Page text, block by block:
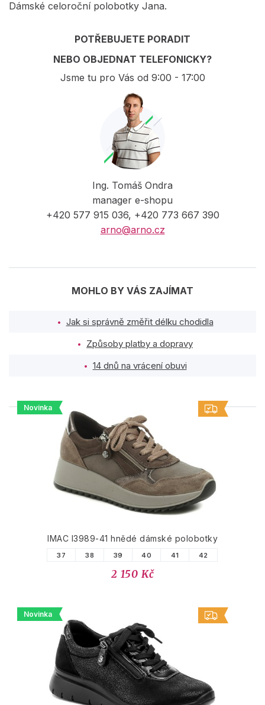
Dámské celoroční polobotky Jana.
POTŘEBUJETE PORADIT
NEBO OBJEDNAT TELEFONICKY?
Jsme tu pro Vás od 9:00 - 17:00
Ing. Tomáš Ondra
manager e-shopu
+420 577 915 036, +420 773 667 390
arno@arno.cz
MOHLO BY VÁS ZAJÍMAT
Jak si správně změřit délku chodidla
Způsoby platby a dopravy
14 dnů na vrácení obuvi
PODOBNÉ PRODUKTY
Novinka
IMAC I3989-41 hnědé dámské polobotky
37 38 39 40 41 42
2 150 Kč
Novinka